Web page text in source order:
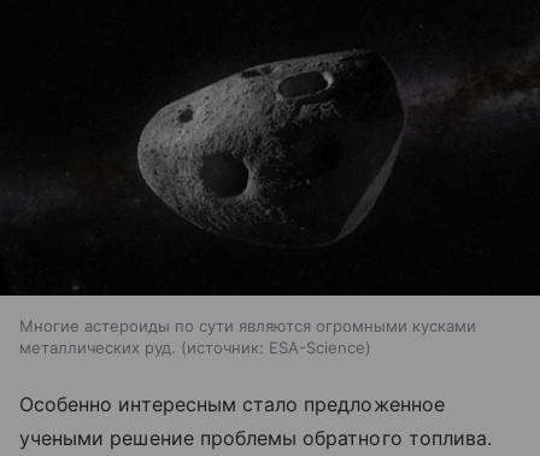
Многие астероиды по сути являются огромными кусками
металлических руд.
источник: ESA-Science
Особенно интересным стало предложенное
учеными решение проблемы обратного топлива.